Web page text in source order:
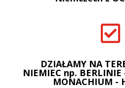

DZIAŁAMY NA
NIEMIEC np. BERLINIE
MONACHIUM -